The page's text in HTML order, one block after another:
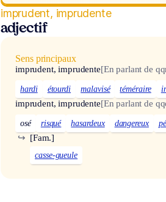
imprudent, imprudente
adjectif
Sens principaux
imprudent, imprudente[En parlant de
hardi étourdi malavisé téméraire
imprudent, imprudente[En parlant de
osé risqué hasardeux dangereux
[Fam.]
↪
casse-gueule